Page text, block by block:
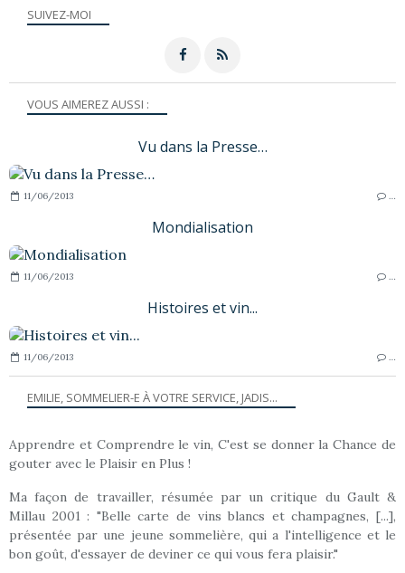
SUIVEZ-MOI
VOUS AIMEREZ AUSSI :
Vu dans la Presse…
11/06/2013
Mondialisation
11/06/2013
Histoires et vin...
11/06/2013
EMILIE, SOMMELIER-E À VOTRE SERVICE, JADIS...
Apprendre et Comprendre le vin, C'est se donner la Chance de
gouter avec le Plaisir en Plus !
Ma façon de travailler, résumée par un critique du Gault &
Millau 2001 : "Belle carte de vins blancs et champagnes, [...],
présentée par une jeune sommelière, qui a l'intelligence et le
bon goût, d'essayer de deviner ce qui vous fera plaisir."